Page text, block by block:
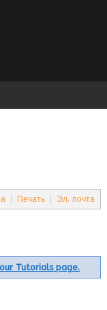
Печать Эл. почта
Tutorials page.